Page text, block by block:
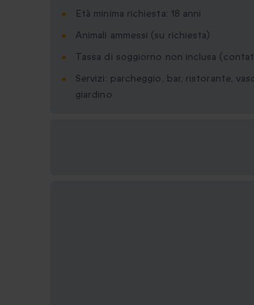
Età minima richiesta: 18 anni
Animali ammessi (su richiesta)
Tassa di soggiorno non inclusa
Servizi: parcheggio, bar, ristorante,
giardino